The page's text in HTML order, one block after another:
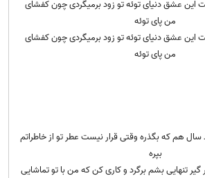
عشق دنیای توئه تو زود برمیگردی چون کفشای
من پای توئه
عشق دنیای توئه تو زود برمیگردی چون کفشای
من پای توئه
هم که بگذره وقتی قرار نیست عطر تو از خاطراتم
بپره
تنهایی بشم برگرد و کاری کن که من با تو تماشایی